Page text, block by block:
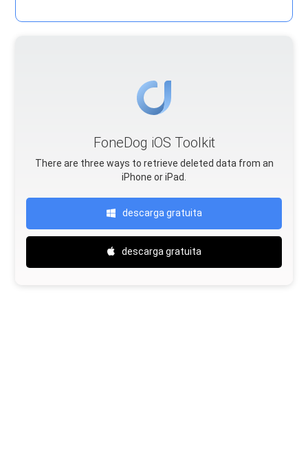
FoneDog iOS Toolkit
There are three ways to retrieve deleted data from an
iPhone or iPad.
descarga gratuita
descarga gratuita